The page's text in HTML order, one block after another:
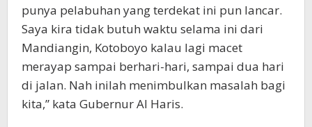
punya pelabuhan yang terdekat ini pun lancar.
Saya kira tidak butuh waktu selama ini dari
Mandiangin, Kotoboyo kalau lagi macet
merayap sampai berhari-hari, sampai dua hari
di jalan. Nah inilah menimbulkan masalah bagi
kita,” kata Gubernur Al Haris.